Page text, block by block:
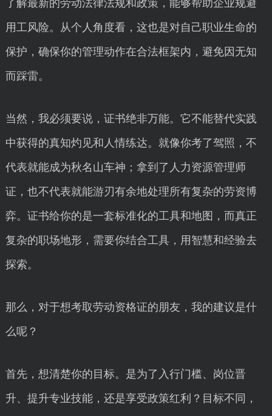
了解最新的劳动法律法规和政策，能够帮助企业规避
用工风险。从个人角度看，这也是对自己职业生命的
保护，确保你的管理动作在合法框架内，避免因无知
而踩雷。
当然，我必须要说，证书绝非万能。它不能替代实践
中获得的真知灼见和人情练达。就像你考了驾照，不
代表就能成为秋名山车神；拿到了人力资源管理师
证，也不代表就能游刃有余地处理所有复杂的劳资博
弈。证书给你的是一套标准化的工具和地图，而真正
复杂的职场地形，需要你结合工具，用智慧和经验去
探索。
那么，对于想考取劳动资格证的朋友，我的建议是什
么呢？
首先，想清楚你的目标。是为了入行门槛、岗位晋
升、提升专业技能，还是享受政策红利？目标不同，